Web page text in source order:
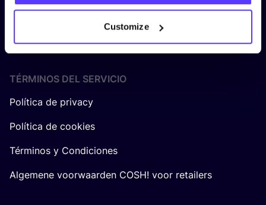
Customize
Síguenos
TÉRMINOS DEL SERVICIO
Política de privacy
Política de cookies
Términos y Condiciones
Algemene voorwaarden COSH! voor retailers